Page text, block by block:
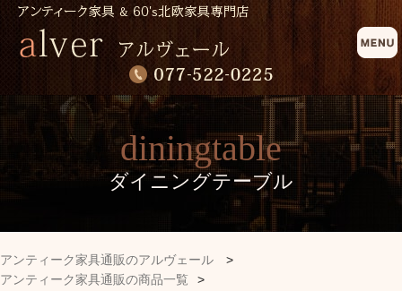
diningtable
ダイニングテーブル
アンティーク家具通販のアルヴェール
>
アンティーク家具通販の商品一覧
>